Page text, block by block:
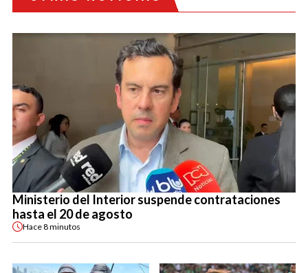
Ministerio del Interior suspende contrataciones
hasta el 20 de agosto
Hace8 minutos